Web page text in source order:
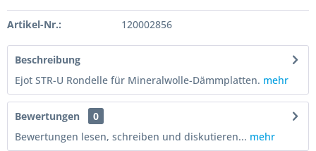
Artikel-Nr.: 120002856
Beschreibung
Ejot STR-U Rondelle für Mineralwolle-Dämmplatten. mehr
Bewertungen
0
Bewertungen lesen, schreiben und diskutieren... mehr